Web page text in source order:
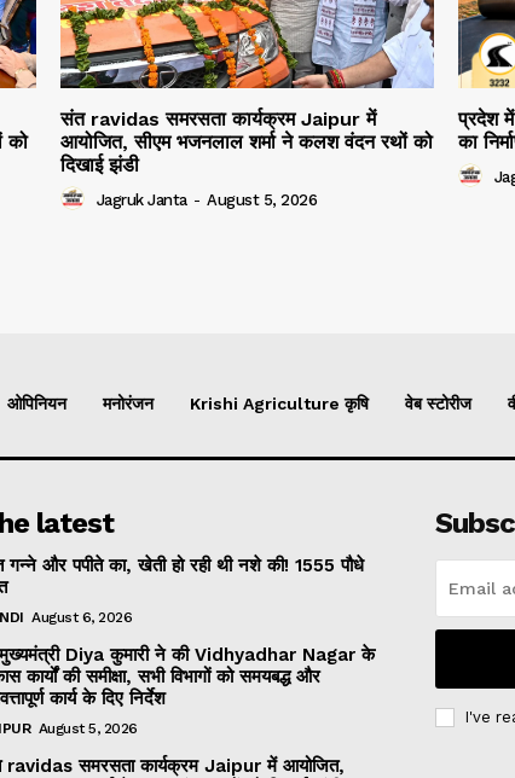
को
संत ravidas समरसता कार्यक्रम Jaipur में
आयोजित, सीएम भजनलाल शर्मा ने कलश वंदन रथों को
दिखाई झंडी
Jagruk Janta - August 5, 2026
प्रदेश
का
ओपिनियन मनोरंजन Krishi Agriculture कृषि वेब स्टोरीज
latest
और पपीते का, खेती हो रही थी नशे की! 1555 पौधे
August 6, 2026
Diya कुमारी ने की Vidhyadhar Nagar के
कार्यों की समीक्षा, सभी विभागों को समयबद्ध और
कार्य के दिए निर्देश
August 5, 2026
ravidas समरसता कार्यक्रम Jaipur में आयोजित,
I've